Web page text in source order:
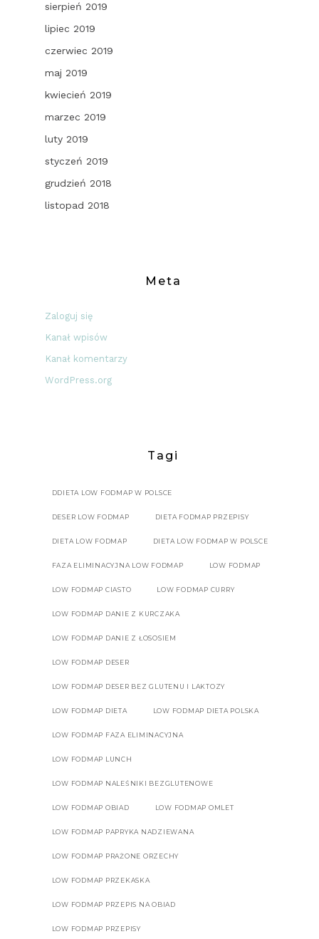
sierpień 2019
lipiec 2019
czerwiec 2019
maj 2019
kwiecień 2019
marzec 2019
luty 2019
styczeń 2019
grudzień 2018
listopad 2018
Meta
Zaloguj się
Kanał wpisów
Kanał komentarzy
WordPress.org
Tagi
DDIETA LOW FODMAP W POLSCE
DESER LOW FODMAP DIETA FODMAP PRZEPISY
DIETA LOW FODMAP DIETA LOW FODMAP W POLSCE
FAZA ELIMINACYJNA LOW FODMAP LOW FODMAP
LOW FODMAP CIASTO LOW FODMAP CURRY
LOW FODMAP DANIE Z KURCZAKA
LOW FODMAP DANIE Z ŁOSOSIEM
LOW FODMAP DESER
LOW FODMAP DESER BEZ GLUTENU I LAKTOZY
LOW FODMAP DIETA LOW FODMAP DIETA POLSKA
LOW FODMAP FAZA ELIMINACYJNA
LOW FODMAP LUNCH
LOW FODMAP NALEŚNIKI BEZGLUTENOWE
LOW FODMAP OBIAD LOW FODMAP OMLET
LOW FODMAP PAPRYKA NADZIEWANA
LOW FODMAP PRAŻONE ORZECHY
LOW FODMAP PRZEKASKA
LOW FODMAP PRZEPIS NA OBIAD
LOW FODMAP PRZEPISY